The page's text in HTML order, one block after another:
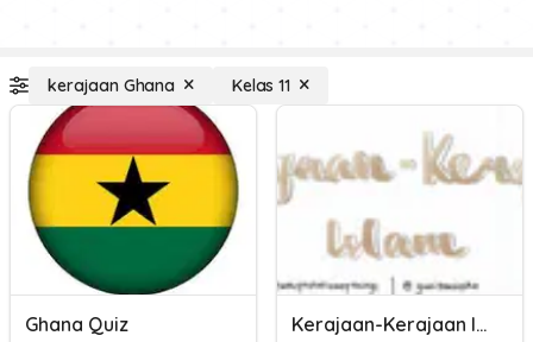
kerajaan Ghana Kelas 11
Ghana Quiz Kerajaan-Kerajaan Islam Nusantara